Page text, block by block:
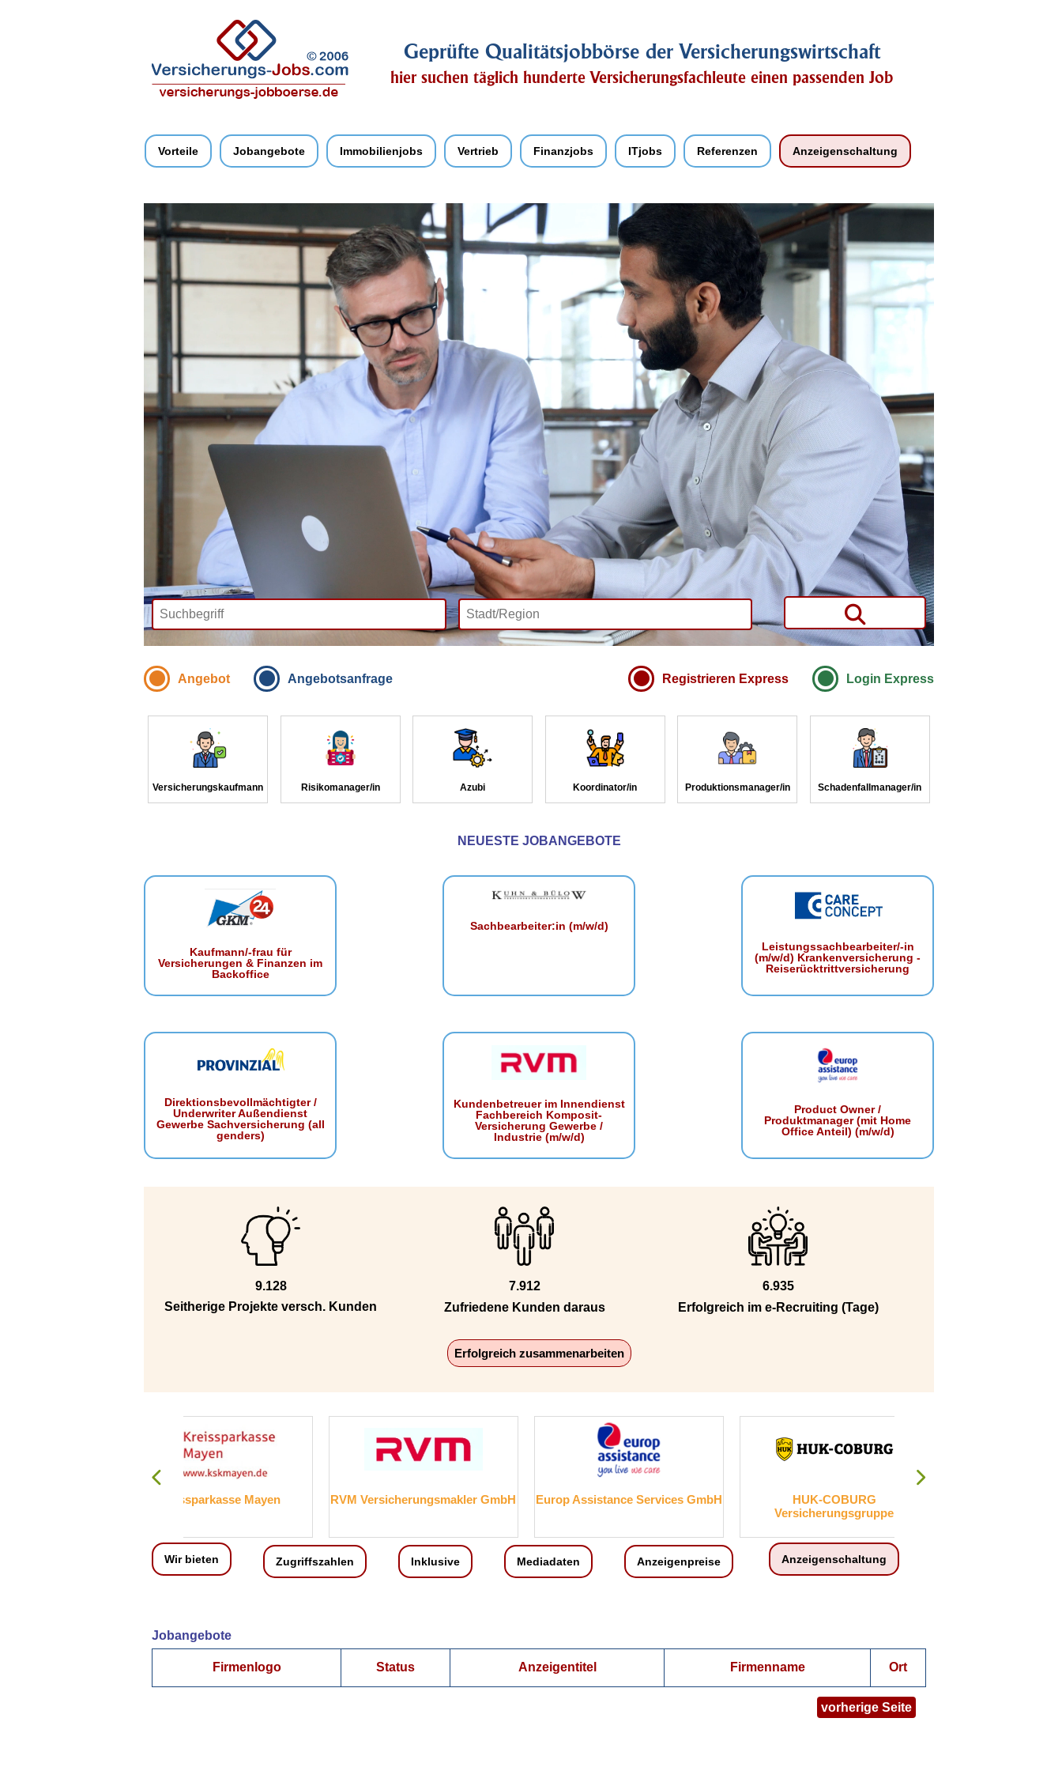
Geprüfte Qualitätsjobbörse der Versicherungswirtschaft
hier suchen täglich hunderte Versicherungsfachleute einen passenden Job
Vorteile Jobangebote Immobilienjobs Vertrieb Finanzjobs ITjobs Referenzen Anzeigenschaltung
Angebot Angebotsanfrage Registrieren Express Login Express
Versicherungskaufmann Risikomanager/in Azubi Koordinator/in Produktionsmanager/in Schadenfallmanager/in
NEUESTE JOBANGEBOTE
Kaufmann/-frau für
Versicherungen & Finanzen im
Backoffice
Sachbearbeiter:in (m/w/d)
Leistungssachbearbeiter/-in
(m/w/d) Krankenversicherung -
Reiserücktrittversicherung
Direktionsbevollmächtigter /
Underwriter Außendienst
Gewerbe Sachversicherung (all
genders)
Kundenbetreuer im Innendienst
Fachbereich Komposit-
Versicherung Gewerbe /
Industrie (m/w/d)
Product Owner /
Produktmanager (mit Home
Office Anteil) (m/w/d)
9.128
Seitherige Projekte versch. Kunden
7.912
Zufriedene Kunden daraus
6.935
Erfolgreich im e-Recruiting (Tage)
Erfolgreich zusammenarbeiten
RVM Versicherungsmakler GmbH Europ Assistance Services GmbH
HUK-COBURG
VRK Lebensversicherung AG
Wir bieten Zugriffszahlen Inklusive Mediadaten Anzeigenpreise Anzeigenschaltung
Jobangebote
Firmenlogo Status Anzeigentitel Firmenname Ort
vorherige Seite